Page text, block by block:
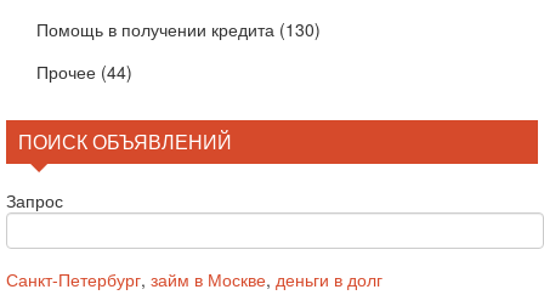
Помощь в получении кредита (130)
Прочее (44)
ПОИСК ОБЪЯВЛЕНИЙ
Запрос
Санкт-Петербург, займ в Москве, деньги в долг